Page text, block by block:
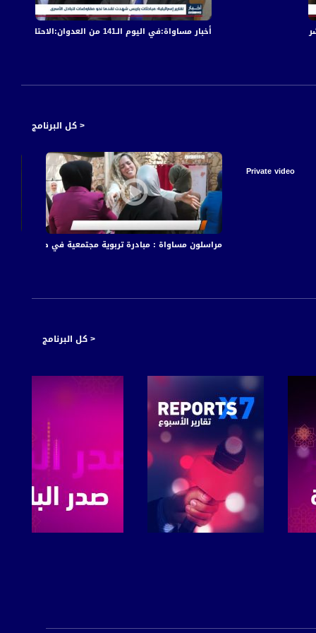
أخبار مساواة:في اليوم الـ141 من العدوان:الاحتلال يكثف قصفه على قطاع غزة مخلّفا عشرات الشهداء والجرحى
< كل البرنامج
مراسلون مساواة : مبادرة تربوية مجتمعية في طمرة لتعزيز
Private video
< كل البرنامج